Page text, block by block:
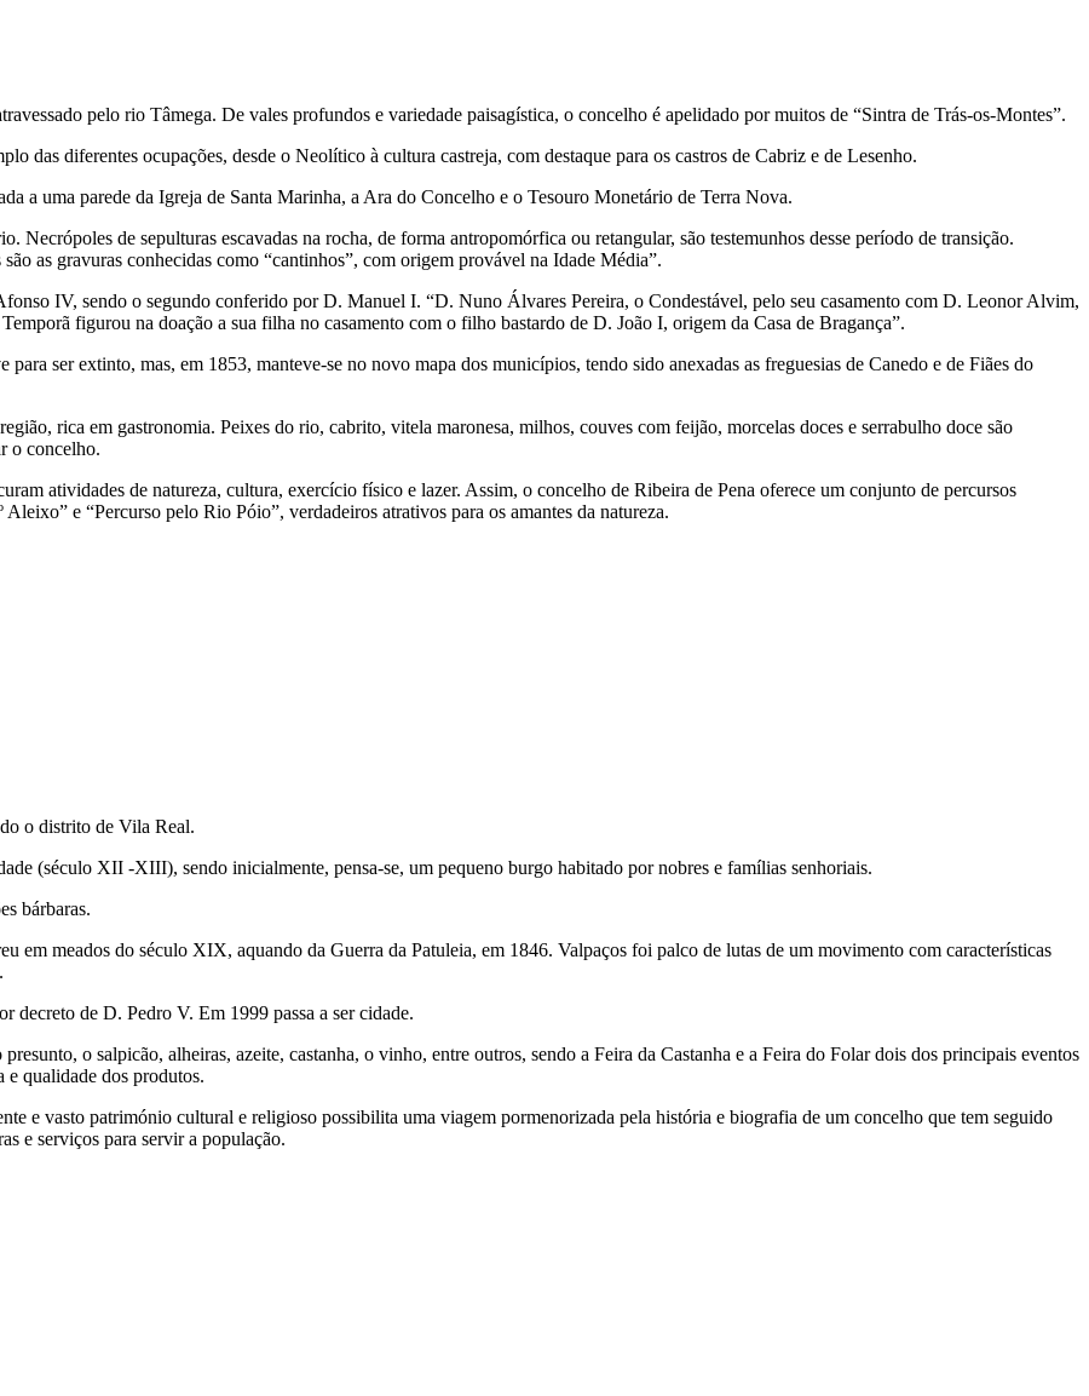
pelo rio Tâmega. De vales profundos e variedade paisagística, o concelho é apelidado por muitos de “Sintra de Trás-os-Montes”.
das diferentes ocupações, desde o Neolítico à cultura castreja, com destaque para os castros de Cabriz e de Lesenho.
a uma parede da Igreja de Santa Marinha, a Ara do Concelho e o Tesouro Monetário de Terra Nova.
de sepulturas escavadas na rocha, de forma antropomórfica ou retangular, são testemunhos desse período de transição.
as gravuras conhecidas como “cantinhos”, com origem provável na Idade Média”.
IV, sendo o segundo conferido por D. Manuel I. “D. Nuno Álvares Pereira, o Condestável, pelo seu casamento com D. Leonor Alvim,
figurou na doação a sua filha no casamento com o filho bastardo de D. João I, origem da Casa de Bragança”.
ser extinto, mas, em 1853, manteve-se no novo mapa dos municípios, tendo sido anexadas as freguesias de Canedo e de Fiães do
rica em gastronomia. Peixes do rio, cabrito, vitela maronesa, milhos, couves com feijão, morcelas doces e serrabulho doce são
o concelho.
atividades de natureza, cultura, exercício físico e lazer. Assim, o concelho de Ribeira de Pena oferece um conjunto de percursos
e “Percurso pelo Rio Póio”, verdadeiros atrativos para os amantes da natureza.
o distrito de Vila Real.
(século XII -XIII), sendo inicialmente, pensa-se, um pequeno burgo habitado por nobres e famílias senhoriais.
bárbaras.
em meados do século XIX, aquando da Guerra da Patuleia, em 1846. Valpaços foi palco de lutas de um movimento com características
decreto de D. Pedro V. Em 1999 passa a ser cidade.
o salpicão, alheiras, azeite, castanha, o vinho, entre outros, sendo a Feira da Castanha e a Feira do Folar dois dos principais eventos
e qualidade dos produtos.
e vasto património cultural e religioso possibilita uma viagem pormenorizada pela história e biografia de um concelho que tem seguido
e serviços para servir a população.